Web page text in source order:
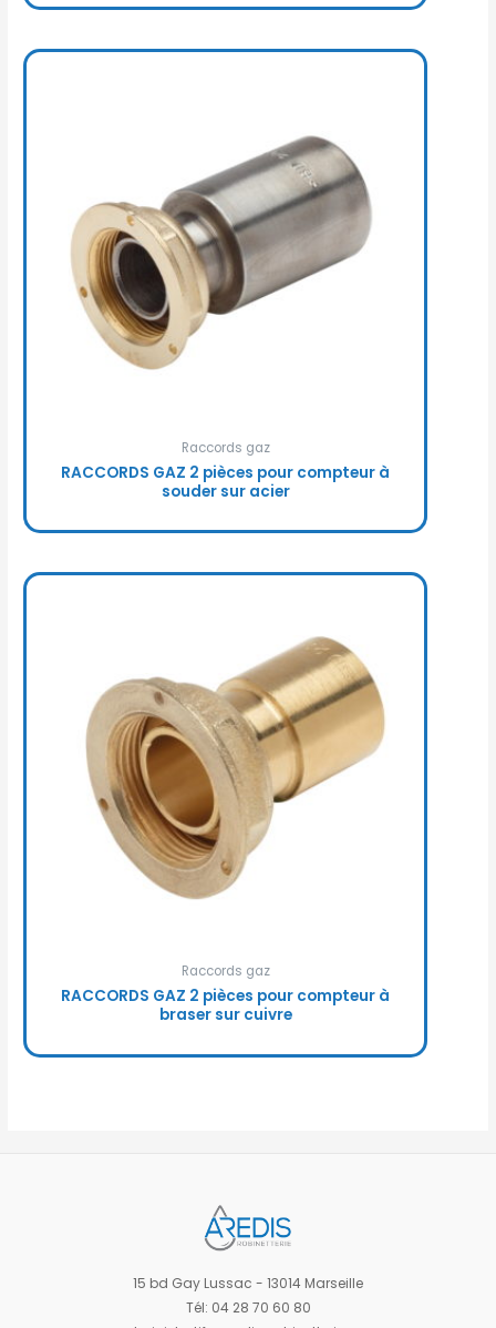
Raccords gaz
RACCORDS GAZ 2 pièces pour compteur à
souder sur acier
Raccords gaz
RACCORDS GAZ 2 pièces pour compteur à
braser sur cuivre
15 bd Gay Lussac - 13014 Marseille
Tél: 04 28 70 60 80